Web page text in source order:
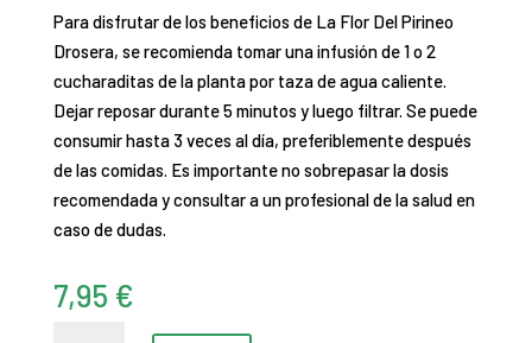
Para disfrutar de los beneficios de La Flor Del Pirineo
Drosera, se recomienda tomar una infusión de 1 o 2
cucharaditas de la planta por taza de agua caliente.
Dejar reposar durante 5 minutos y luego filtrar. Se puede
consumir hasta 3 veces al día, preferiblemente después
de las comidas. Es importante no sobrepasar la dosis
recomendada y consultar a un profesional de la salud en
caso de dudas.
7,95 €